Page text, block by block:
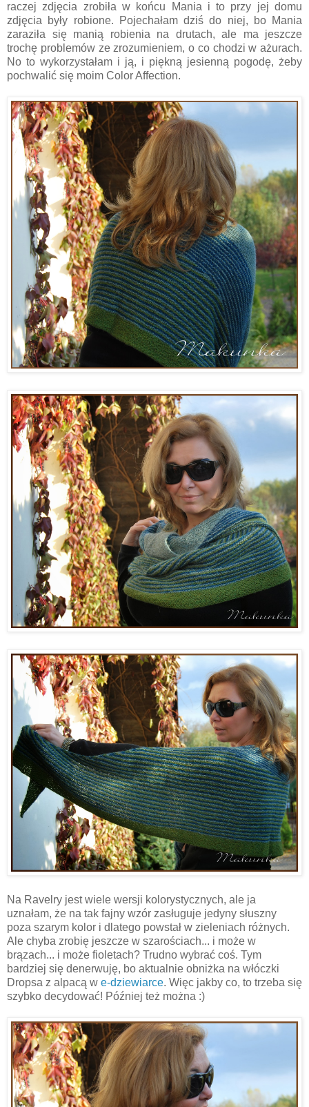
raczej zdjęcia zrobiła w końcu Mania i to przy jej domu
zdjęcia były robione. Pojechałam dziś do niej, bo Mania
zaraziła się manią robienia na drutach, ale ma jeszcze
trochę problemów ze zrozumieniem, o co chodzi w ażurach.
No to wykorzystałam i ją, i piękną jesienną pogodę, żeby
pochwalić się moim Color Affection.
Na Ravelry jest wiele wersji kolorystycznych, ale ja
uznałam, że na tak fajny wzór zasługuje jedyny słuszny
poza szarym kolor i dlatego powstał w zieleniach różnych.
Ale chyba zrobię jeszcze w szarościach... i może w
brązach... i może fioletach? Trudno wybrać coś. Tym
bardziej się denerwuję, bo aktualnie obniżka na włóczki
Dropsa z alpacą w e-dziewiarce. Więc jakby co, to trzeba się
szybko decydować! Później też można :)